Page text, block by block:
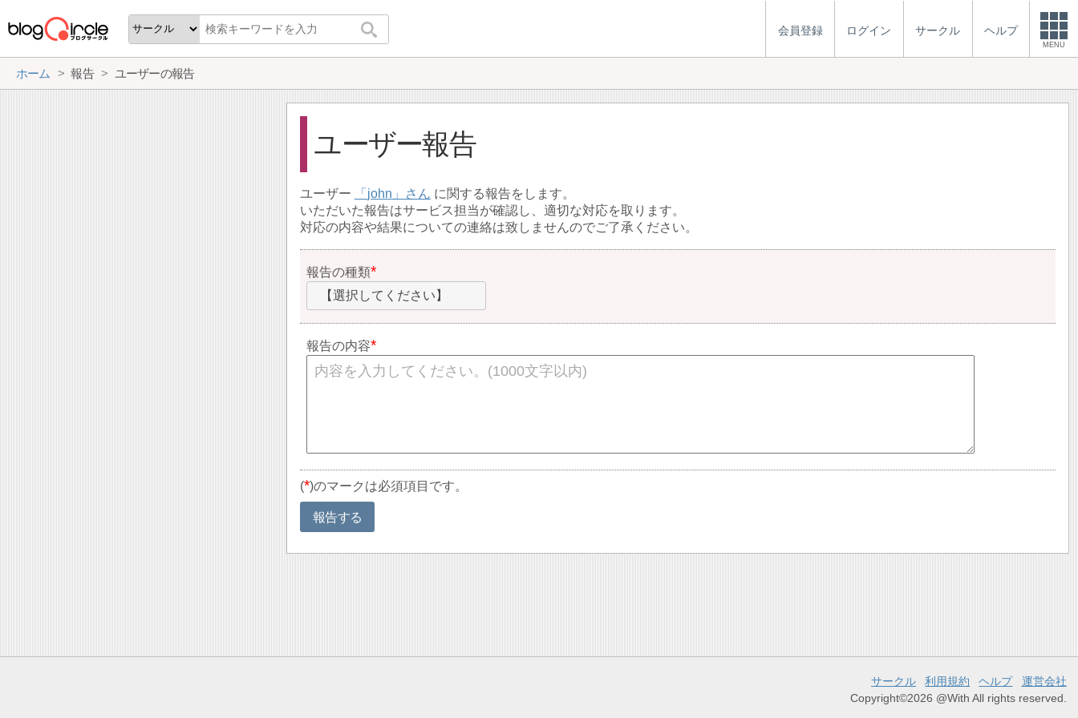
会員登録 ログイン サークル ヘルプ
MENU
ホーム 報告 ユーザーの報告
ユーザー報告
ユーザー john
に関する報告をします。
いただいた報告はサービス担当が確認し、適切な対応を取ります。
対応の内容や結果についての連絡は致しませんのでご了承ください。
報告の種類
【選択してください】
報告の内容
(*)のマークは必須項目です。
報告する
サークル 利用規約 ヘルプ
運営会社
Copyright©2026 @With All rights reserved.